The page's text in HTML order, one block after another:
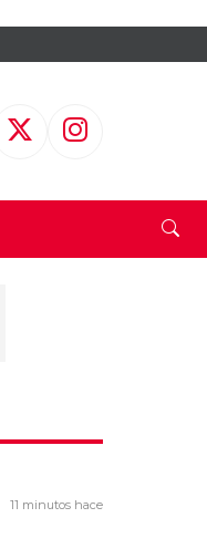
11 minutos hace